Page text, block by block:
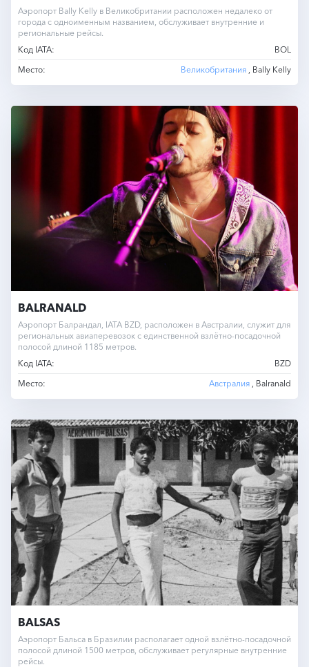
Аэропорт Bally Kelly в Великобритании расположен недалеко от
города с одноименным названием, обслуживает внутренние и
региональные рейсы.
Код IATA:
BOL
Место:
Великобритания , Bally Kelly
BALRANALD
Аэропорт Балрандал, IATA BZD, расположен в Австралии, служит для
региональных авиаперевозок с единственной взлётно-посадочной
полосой длиной 1185 метров.
Код IATA:
BZD
Место:
Австралия , Balranald
BALSAS
Аэропорт Бальса в Бразилии располагает одной взлётно-посадочной
полосой длиной 1500 метров, обслуживает регулярные внутренние
рейсы.